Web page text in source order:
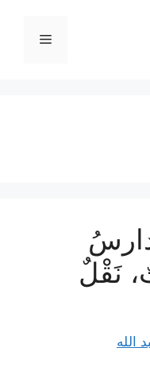
القائمة
نَقْلٌ
الله